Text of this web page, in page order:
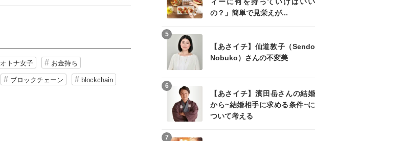
オトナ女子 お金持ち
ブロックチェーン blockchain
の？」簡単で見栄えが...
【あさイチ】仙道敦子（Sendo
Nobuko）さんの不変美
5
【あさイチ】濱田岳さんの結婚
から~結婚相手に求める条件~に
ついて考える
6
7